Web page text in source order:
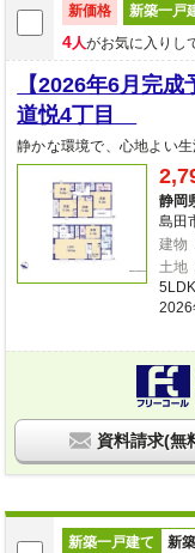
新価格 新築一戸
4人がお気に入りし
【2026年6月完
道悦4丁目
静かな環境で、心地よい生
静岡
島田
建物
土地
5LDK
2026
資料請求(無
新築一戸建て 新築